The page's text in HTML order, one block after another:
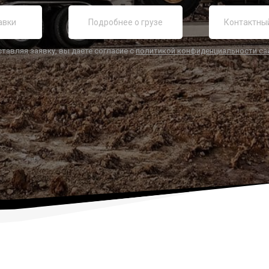
заявку, вы даете согласие сполитикой конфиденциальности